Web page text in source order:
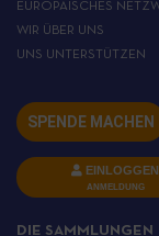
EUROPÄISCHES
WIR ÜBER UNS
UNS UNTERSTÜTZEN
SPENDE MACHEN
EINLOGGEN
ANMELDUNG
DIE SAMMLUNGEN